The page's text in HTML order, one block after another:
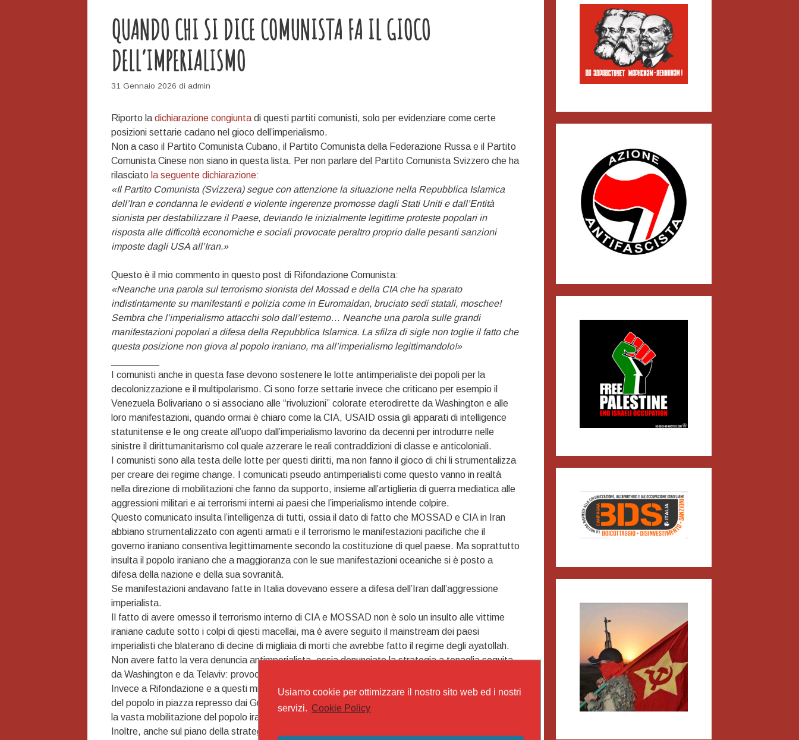
QUANDO CHI SI DICE COMUNISTA FA IL GIOCO
DELL’IMPERIALISMO
31 Gennaio 2026 di admin
Riporto la dichiarazione congiunta di questi partiti comunisti, solo per evidenziare come certe
posizioni settarie cadano nel gioco dell’imperialismo.
Non a caso il Partito Comunista Cubano, il Partito Comunista della Federazione Russa e il Partito
Comunista Cinese non siano in questa lista. Per non parlare del Partito Comunista Svizzero che ha
rilasciato la seguente dichiarazione:
«Il Partito Comunista (Svizzera) segue con attenzione la situazione nella Repubblica Islamica
dell’Iran e condanna le evidenti e violente ingerenze promosse dagli Stati Uniti e dall’Entità
sionista per destabilizzare il Paese, deviando le inizialmente legittime proteste popolari in
risposta alle difficoltà economiche e sociali provocate peraltro proprio dalle pesanti sanzioni
imposte dagli USA all’Iran.»
Questo è il mio commento in questo post di Rifondazione Comunista:
«Neanche una parola sul terrorismo sionista del Mossad e della CIA che ha sparato
indistintamente su manifestanti e polizia come in Euromaidan, bruciato sedi statali, moschee!
Sembra che l’imperialismo attacchi solo dall’esterno… Neanche una parola sulle grandi
manifestazioni popolari a difesa della Repubblica Islamica. La sfilza di sigle non toglie il fatto che
questa posizione non giova al popolo iraniano, ma all’imperialismo legittimandolo!»
I comunisti anche in questa fase devono sostenere le lotte antimperialiste dei popoli per la
decolonizzazione e il multipolarismo. Ci sono forze settarie invece che criticano per esempio il
Venezuela Bolivariano o si associano alle “rivoluzioni” colorate eterodirette da Washington e alle
loro manifestazioni, quando ormai è chiaro come la CIA, USAID ossia gli apparati di intelligence
statunitense e le ong create all’uopo dall’imperialismo lavorino da decenni per introdurre nelle
sinistre il dirittumanitarismo col quale azzerare le reali contraddizioni di classe e anticoloniali.
I comunisti sono alla testa delle lotte per questi diritti, ma non fanno il gioco di chi li strumentalizza
per creare dei regime change. I comunicati pseudo antimperialisti come questo vanno in realtà
nella direzione di mobilitazioni che fanno da supporto, insieme all’artiglieria di guerra mediatica alle
aggressioni militari e ai terrorismi interni ai paesi che l’imperialismo intende colpire.
Questo comunicato insulta l’intelligenza di tutti, ossia il dato di fatto che MOSSAD e CIA in Iran
abbiano strumentalizzato con agenti armati e il terrorismo le manifestazioni pacifiche che il
governo iraniano consentiva legittimamente secondo la costituzione di quel paese. Ma soprattutto
insulta il popolo iraniano che a maggioranza con le sue manifestazioni oceaniche si è posto a
difesa della nazione e della sua sovranità.
Se manifestazioni andavano fatte in Italia dovevano essere a difesa dell’Iran dall’aggressione
imperialista.
Il fatto di avere omesso il terrorismo interno di CIA e MOSSAD non è solo un insulto alle vittime
iraniane cadute sotto i colpi di qiesti macellai, ma è avere seguito il mainstream dei paesi
imperialisti che blaterano di decine di migliaia di morti che avrebbe fatto il regime degli ayatollah.
Non avere fatto la vera denuncia antimperialista, ossia denunciato la strategia a tenaglia seguita
da Washington e da Telaviv: provocare il caos interno col terrorismo per attaccare dall’esterno.
Invece a Rifondazione e a questi miserabili partiti falsamente comunisti faceva comodo la storiella
del popolo in piazza represso dai Guardiani della Rivoluzione. Per questo andava occultata anche
la vasta mobilitazione del popolo iraniano a difesa della nazione.
Inoltre, anche sul piano della strategia politica di questi signori che si atteggiano a difensori dei
Usiamo cookie per ottimizzare il nostro sito web ed i nostri
servizi. Cookie Policy